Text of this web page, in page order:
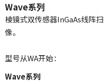
Wave系列
棱镜式双传感器InGaAs线阵
像。
型号从WA开始：
Wave系列